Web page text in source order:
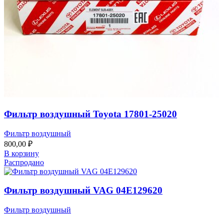
Фильтр воздушный Toyota 17801-25020
Фильтр воздушный
800,00 ₽
В корзину
Распродано
Фильтр воздушный VAG 04E129620
Фильтр воздушный